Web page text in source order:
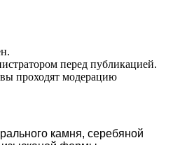
перед публикацией.
проходят модерацию
камня, серебяной